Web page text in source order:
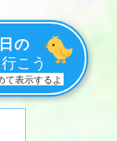
日の
こう
て表示するよ